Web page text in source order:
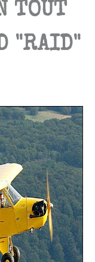
TOUT
"RAID"